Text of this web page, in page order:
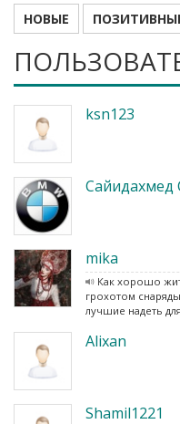
НОВЫЕ
ksn123
Сайидахмед
mika
Как хорошо
грохотом
лучшие надеть
Alixan
Shamil1221